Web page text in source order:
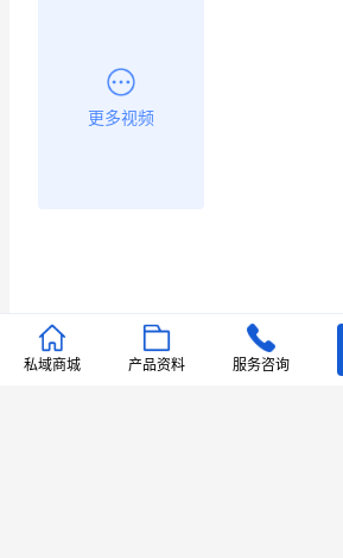
更多视频
推荐文章
私域商城 产品资料 服务咨询